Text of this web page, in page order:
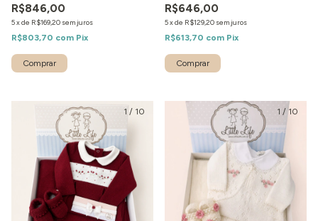
R$846,00
5xde R$169,20 sem juros
R$803,70 com Pix
Comprar
R$646,00
5xde R$129,20 sem juros
R$613,70 com Pix
Comprar
1 / 10 1 / 10